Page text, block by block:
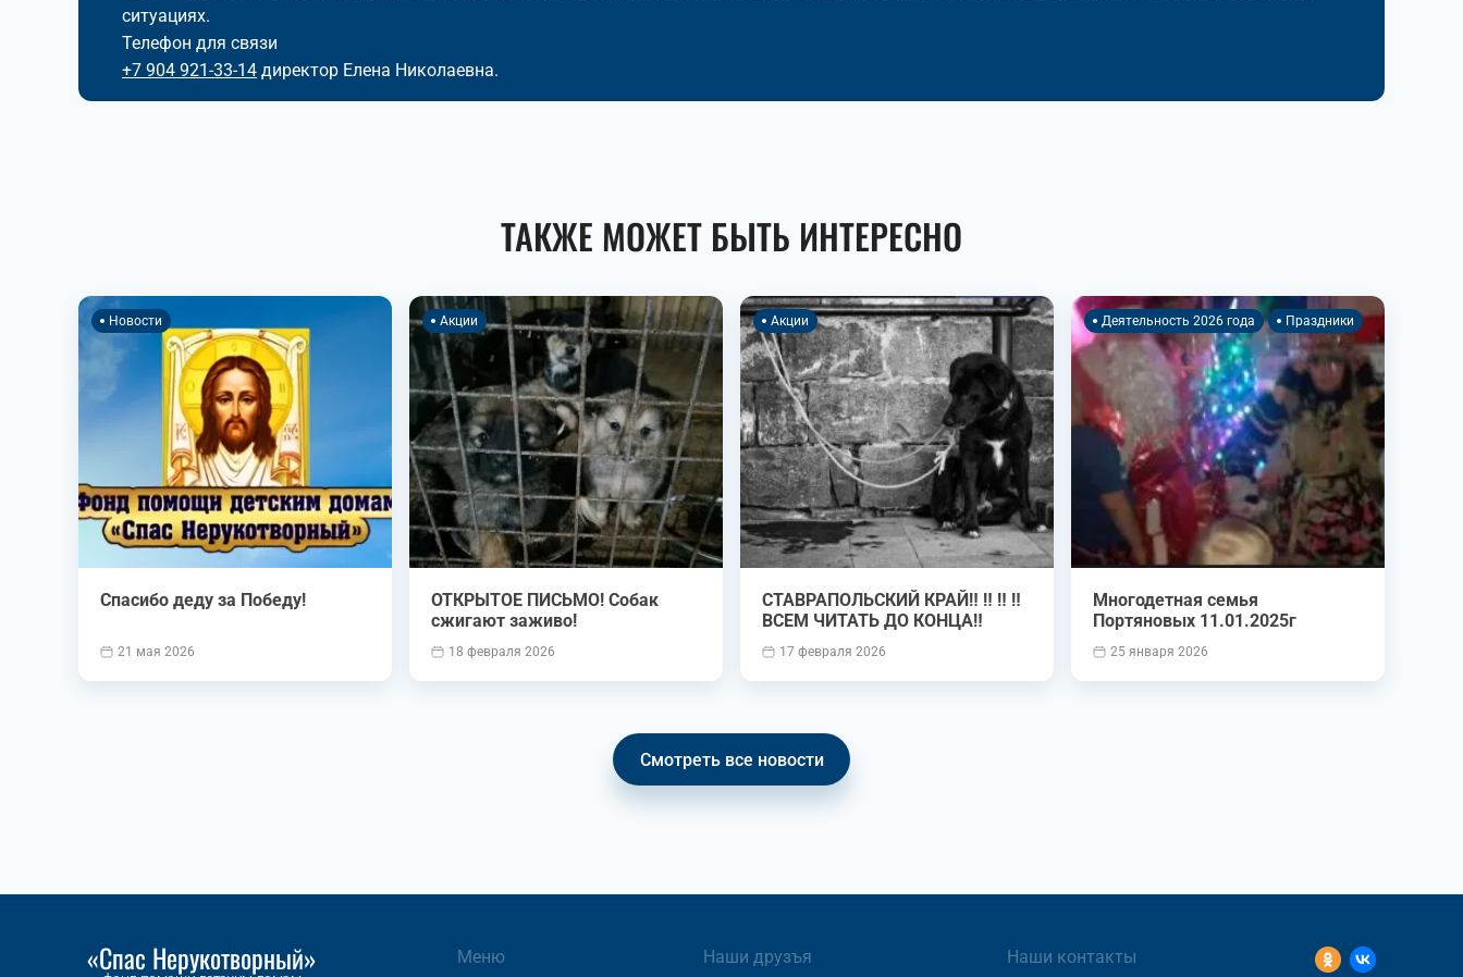
ситуациях.
Телефон для связи
+7 904 921-33-14 директор Елена Николаевна.
ТАКЖЕ МОЖЕТ БЫТЬ ИНТЕРЕСНО
Новости
Спасибо деду за Победу!
21 мая 2026
Акции
ОТКРЫТОЕ ПИСЬМО! Собак
сжигают заживо!
18 февраля 2026
Акции
СТАВРАПОЛЬСКИЙ КРАЙ‼️ ‼️ ‼️ ‼️
ВСЕМ ЧИТАТЬ ДО КОНЦА‼️
17 февраля 2026
Деятельность 2026 года Праздники
Многодетная семья
Портяновых 11.01.2025г
25 января 2026
Смотреть все новости
«Спас Нерукотворный» Меню Наши друзъя Наши контакты